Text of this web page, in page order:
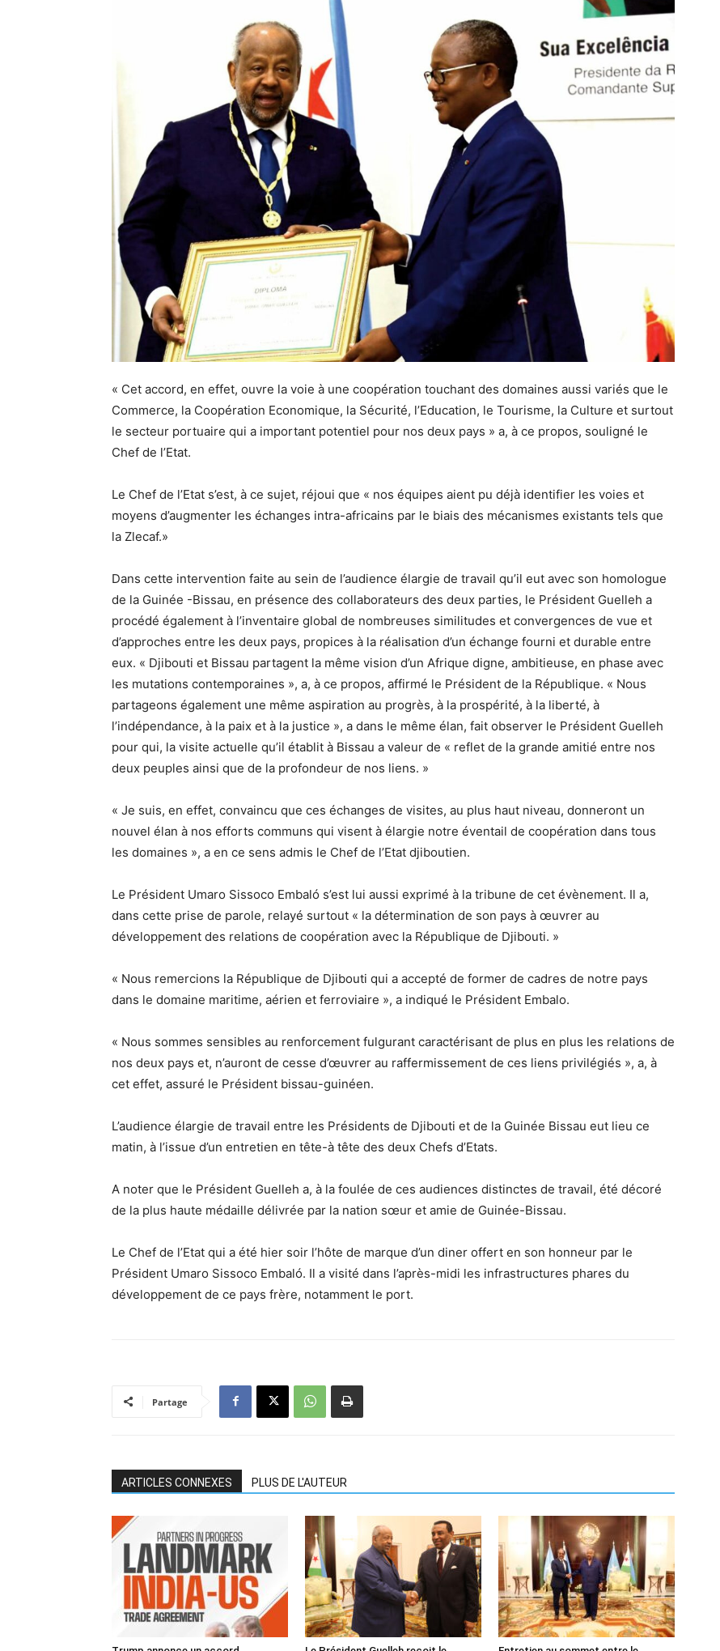
« Cet accord, en effet, ouvre la voie à une coopération touchant des domaines aussi variés que le
Commerce, la Coopération Economique, la Sécurité, l’Education, le Tourisme, la Culture et surtout
le secteur portuaire qui a important potentiel pour nos deux pays » a, à ce propos, souligné le
Chef de l’Etat.
Le Chef de l’Etat s’est, à ce sujet, réjoui que « nos équipes aient pu déjà identifier les voies et
moyens d’augmenter les échanges intra-africains par le biais des mécanismes existants tels que
la Zlecaf.»
Dans cette intervention faite au sein de l’audience élargie de travail qu’il eut avec son homologue
de la Guinée -Bissau, en présence des collaborateurs des deux parties, le Président Guelleh a
procédé également à l’inventaire global de nombreuses similitudes et convergences de vue et
d’approches entre les deux pays, propices à la réalisation d’un échange fourni et durable entre
eux. « Djibouti et Bissau partagent la même vision d’un Afrique digne, ambitieuse, en phase avec
les mutations contemporaines », a, à ce propos, affirmé le Président de la République. « Nous
partageons également une même aspiration au progrès, à la prospérité, à la liberté, à
l’indépendance, à la paix et à la justice », a dans le même élan, fait observer le Président Guelleh
pour qui, la visite actuelle qu’il établit à Bissau a valeur de « reflet de la grande amitié entre nos
deux peuples ainsi que de la profondeur de nos liens. »
« Je suis, en effet, convaincu que ces échanges de visites, au plus haut niveau, donneront un
nouvel élan à nos efforts communs qui visent à élargie notre éventail de coopération dans tous
les domaines », a en ce sens admis le Chef de l’Etat djiboutien.
Le Président Umaro Sissoco Embaló s’est lui aussi exprimé à la tribune de cet évènement. Il a,
dans cette prise de parole, relayé surtout « la détermination de son pays à œuvrer au
développement des relations de coopération avec la République de Djibouti. »
« Nous remercions la République de Djibouti qui a accepté de former de cadres de notre pays
dans le domaine maritime, aérien et ferroviaire », a indiqué le Président Embalo.
« Nous sommes sensibles au renforcement fulgurant caractérisant de plus en plus les relations de
nos deux pays et, n’auront de cesse d’œuvrer au raffermissement de ces liens privilégiés », a, à
cet effet, assuré le Président bissau-guinéen.
L’audience élargie de travail entre les Présidents de Djibouti et de la Guinée Bissau eut lieu ce
matin, à l’issue d’un entretien en tête-à tête des deux Chefs d’Etats.
A noter que le Président Guelleh a, à la foulée de ces audiences distinctes de travail, été décoré
de la plus haute médaille délivrée par la nation sœur et amie de Guinée-Bissau.
Le Chef de l’Etat qui a été hier soir l’hôte de marque d’un diner offert en son honneur par le
Président Umaro Sissoco Embaló. Il a visité dans l’après-midi les infrastructures phares du
développement de ce pays frère, notamment le port.
Partage
ARTICLES CONNEXES PLUS DE L'AUTEUR